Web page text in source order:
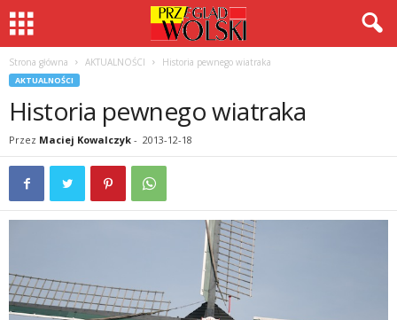
Strona główna AKTUALNOŚCI Historia pewnego wiatraka
AKTUALNOŚCI
Historia pewnego wiatraka
Przez Maciej Kowalczyk - 2013-12-18